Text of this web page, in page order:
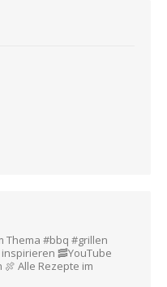
Thema #bbq #grillen
inspirieren 🥓YouTube
🍖 Alle Rezepte im